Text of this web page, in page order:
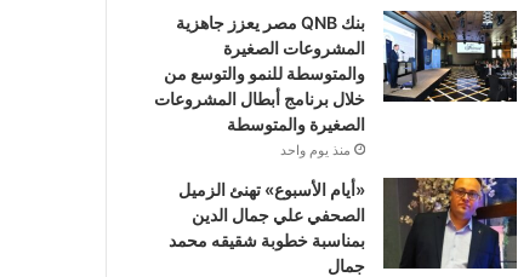
بنك QNB مصر يعزز جاهزية
المشروعات الصغيرة
والمتوسطة للنمو والتوسع من
خلال برنامج أبطال المشروعات
الصغيرة والمتوسطة
منذ يوم واحد
«أيام الأسبوع» تهنئ الزميل
الصحفي علي جمال الدين
بمناسبة خطوبة شقيقه محمد
جمال